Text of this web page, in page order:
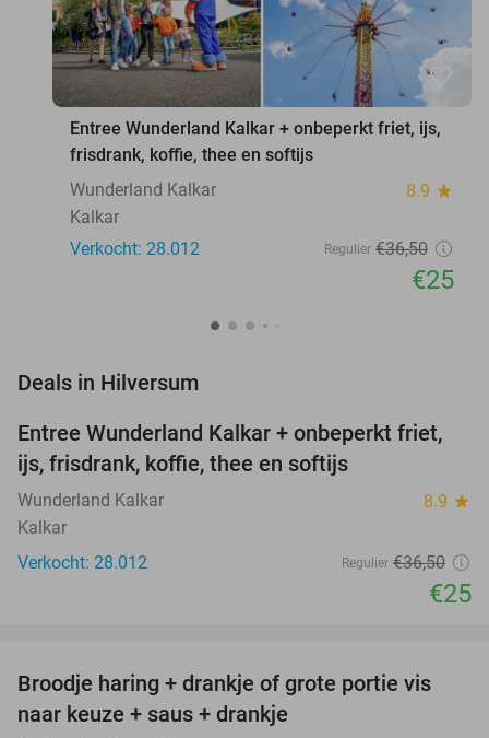
favorite_border
Entree Wunderland Kalkar + onbeperkt friet, ijs,
frisdrank, koffie, thee en softijs
Wunderland Kalkar
8.9 star
Kalkar
Verkocht: 28.012
Regulier €36,50
€25
Deals in Hilversum
32%
Entree Wunderland Kalkar + onbeperkt friet,
ijs, frisdrank, koffie, thee en softijs
Wunderland Kalkar 8.9 star
Kalkar
Verkocht: 28.012
Regulier €36,50
€25
40%
Broodje haring + drankje of grote portie vis
naar keuze + saus + drankje